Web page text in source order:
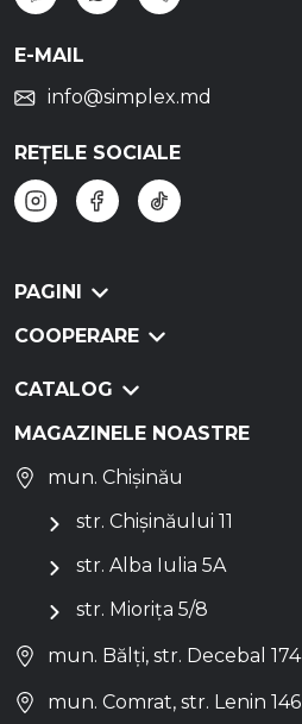
E-MAIL
info@simplex.md
REȚELE SOCIALE
PAGINI
COOPERARE
CATALOG
MAGAZINELE NOASTRE
mun. Chișinău
str. Chișinăului 11
str. Alba Iulia 5A
str. Miorița 5/8
mun. Bălți, str. Decebal 174
mun. Comrat, str. Lenin 146